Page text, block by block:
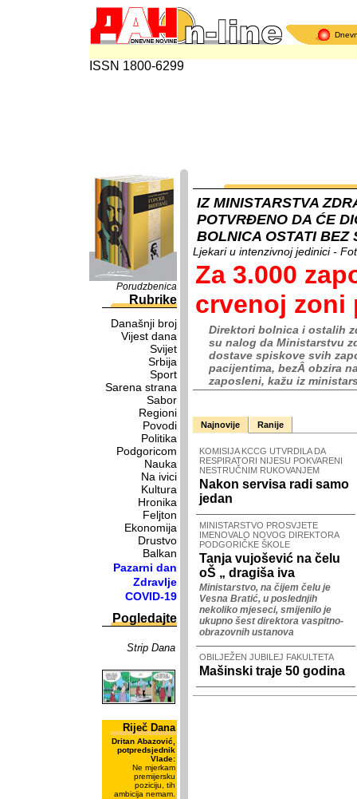
ISSN 1800-6299
Porudzbenica
Rubrike
Današnji broj
Vijest dana
Svijet
Srbija
Sport
Sarena strana
Sabor
Regioni
Povodi
Politika
Podgoricom
Nauka
Na ivici
Kultura
Hronika
Feljton
Ekonomija
Drustvo
Balkan
Pazarni dan
Zdravlje
COVID-19
Pogledajte
Strip Dana
Riječ Dana
Dritan Abazović,
potpredsjednik
Vlade:
Ne mjerkam
premijersku
poziciju, tih
ambicija nemam.
IZ MINISTARSTVA
POTVRĐENO DA ĆE
BOLNICA OSTATI BEZ
Ljekari u intenzivnoj jedinici -
Za 3.000
crvenoj zoni
Direktori bolnica i ostalih
su nalog da Ministarstvu
dostave spiskove svih
pacijentima, bezÂ obzira
zaposleni, kažu iz
Najnovije Ranije
KOMISIJA KCCG UTVRDILA DA
RESPIRATORI NIJESU POKVARENI
NESTRUČNIM RUKOVANJEM
Nakon servisa radi samo
jedan
MINISTARSTVO PROSVJETE
IMENOVALO NOVOG DIREKTORA
PODGORIČKE ŠKOLE
Tanja vujošević na čelu
oŠ „ dragiša iva
Ministarstvo, na čijem čelu je
Vesna Bratić, u poslednjih
nekoliko mjeseci, smijenilo je
ukupno šest direktora vaspitno-
obrazovnih ustanova
OBILJEŽEN JUBILEJ FAKULTETA
Mašinski traje 50 godina